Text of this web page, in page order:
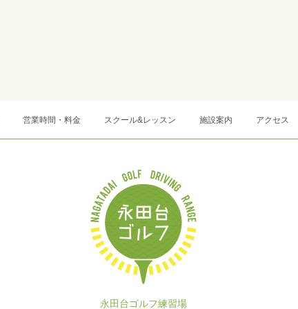
営業時間・料金 スクール&レッスン 施設案内 アクセス
永田台ゴルフ練習場